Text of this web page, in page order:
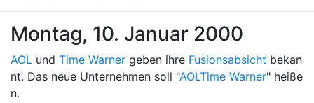
Montag, 10. Januar 2000
AOL und Time Warner geben ihre Fusionsabsicht bekan
nt. Das neue Unternehmen soll "AOLTime Warner" heiße
n.